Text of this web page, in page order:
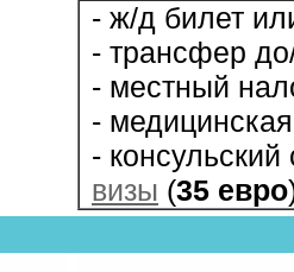
- ж/д билет
- трансфер
- местный
-
-
визы (35 евро